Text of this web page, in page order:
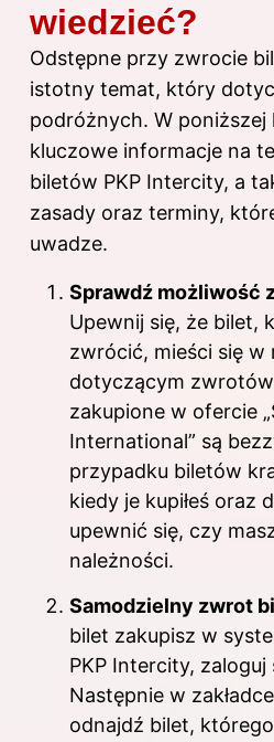
wiedzieć?
Odstępne przy zwrocie
istotny temat, który
podróżnych. W poniższej
kluczowe informacje na
biletów PKP Intercity, a
zasady oraz terminy,
uwadze.
Sprawdź możliwość
Upewnij się, że bilet,
zwrócić, mieści się w
dotyczącym
zakupione w ofercie
International” są
przypadku biletów
kiedy je kupiłeś oraz
upewnić się, czy
należności.
Samodzielny zwrot
bilet zakupisz w
PKP Intercity,
Następnie w
odnajdź bilet,